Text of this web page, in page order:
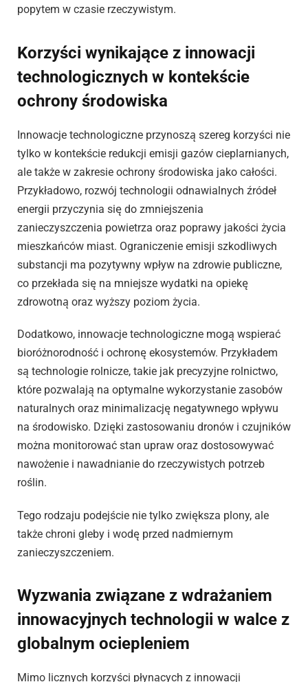
popytem w czasie rzeczywistym.
Korzyści wynikające z innowacji
technologicznych w kontekście
ochrony środowiska
Innowacje technologiczne przynoszą szereg korzyści nie
tylko w kontekście redukcji emisji gazów cieplarnianych,
ale także w zakresie ochrony środowiska jako całości.
Przykładowo, rozwój technologii odnawialnych źródeł
energii przyczynia się do zmniejszenia
zanieczyszczenia powietrza oraz poprawy jakości życia
mieszkańców miast. Ograniczenie emisji szkodliwych
substancji ma pozytywny wpływ na zdrowie publiczne,
co przekłada się na mniejsze wydatki na opiekę
zdrowotną oraz wyższy poziom życia.
Dodatkowo, innowacje technologiczne mogą wspierać
bioróżnorodność i ochronę ekosystemów. Przykładem
są technologie rolnicze, takie jak precyzyjne rolnictwo,
które pozwalają na optymalne wykorzystanie zasobów
naturalnych oraz minimalizację negatywnego wpływu
na środowisko. Dzięki zastosowaniu dronów i czujników
można monitorować stan upraw oraz dostosowywać
nawożenie i nawadnianie do rzeczywistych potrzeb
roślin.
Tego rodzaju podejście nie tylko zwiększa plony, ale
także chroni gleby i wodę przed nadmiernym
zanieczyszczeniem.
Wyzwania związane z wdrażaniem
innowacyjnych technologii w walce z
globalnym ociepleniem
Mimo licznych korzyści płynących z innowacji